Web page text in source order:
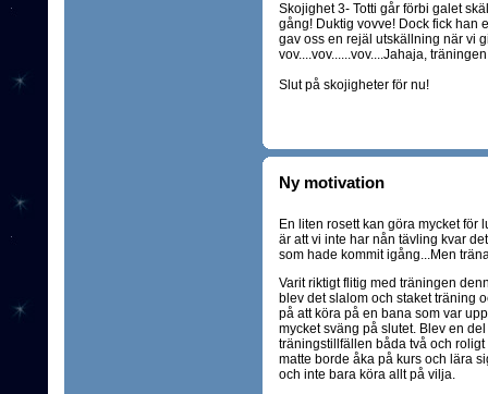
Skojighet 3- Totti går förbi galet
gång! Duktig vovve! Dock fick han
gav oss en rejäl utskällning när vi
vov....vov......vov....Jahaja,
Slut på skojigheter för nu!
Ny motivation
En liten rosett kan göra mycket för
är att vi inte har nån tävling kvar
som hade kommit igång...Men
Varit riktigt flitig med träningen
blev det slalom och staket träning
på att köra på en bana som var
mycket sväng på slutet. Blev en
träningstillfällen båda två och
matte borde åka på kurs och lära
och inte bara köra allt på vilja.